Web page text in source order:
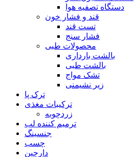
دستگاه تصفیه هوا
قند و فشار خون
تست قند
فشار سنج
محصولات طبی
بالشت بارداری
بالشت طبی
تشک مواج
زیر نشیمنی
ترک پا
ترکیبات مغذی
زردچوبه
ترمیم کننده لب
جنسینگ
چسب
دارچین